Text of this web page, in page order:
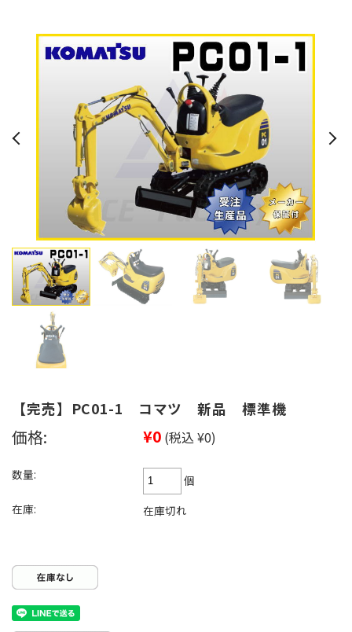
【完売】PC01-1 コマツ 新品 標準機
価格: ¥0 (税込 ¥0)
数量:
個
在庫:
在庫切れ